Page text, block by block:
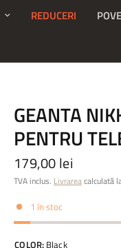
REDUCERI
GEANTA
PENTRU
179,00 lei
TVA inclus. Livrareacalculată
1 în stoc
COLOR: Black